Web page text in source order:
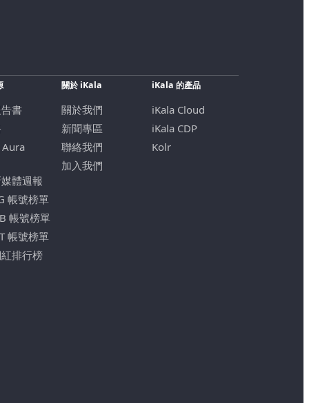
書
體週報
帳號榜單
帳號榜單
帳號榜單
排行榜
關於 iKala
關於我們
新聞專區
聯絡我們
加入我們
iKala 的產品
iKala Cloud
iKala CDP
Kolr